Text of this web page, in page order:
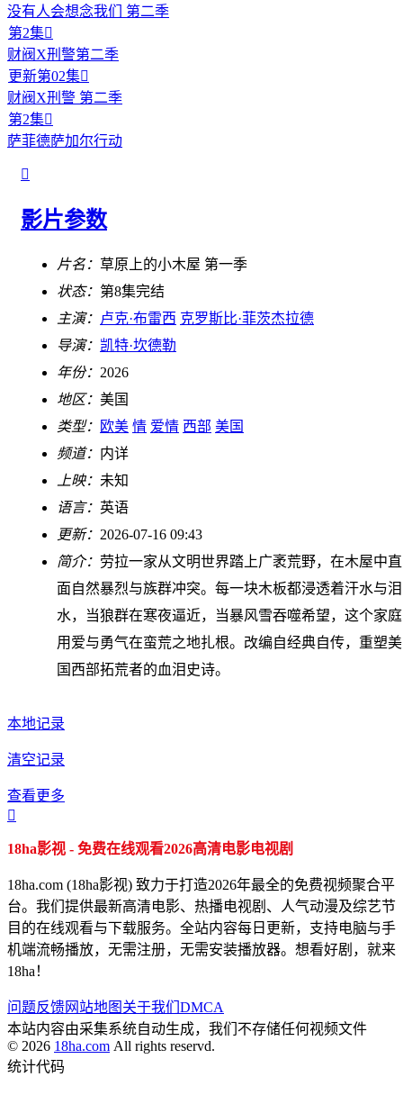
没有人会想念我们 第二季
第2集
财阀X刑警第二季
更新第02集
财阀X刑警 第二季
第2集
萨菲德萨加尔行动

影片参数
片名： 草原上的小木屋 第一季
状态： 第8集完结
主演： 卢克·布雷西 克罗斯比·菲茨杰拉德
导演： 凯特·坎德勒
年份： 2026
地区： 美国
类型： 欧美 情 爱情 西部 美国
频道： 内详
上映： 未知
语言： 英语
更新： 2026-07-16 09:43
简介： 劳拉一家从文明世界踏上广袤荒野，在木屋中直
面自然暴烈与族群冲突。每一块木板都浸透着汗水与泪
水，当狼群在寒夜逼近，当暴风雪吞噬希望，这个家庭
用爱与勇气在蛮荒之地扎根。改编自经典自传，重塑美
国西部拓荒者的血泪史诗。
本地记录
清空记录
查看更多

18ha影视 - 免费在线观看2026高清电影电视剧
18ha.com (18ha影视) 致力于打造2026年最全的免费视频聚合平
台。我们提供最新高清电影、热播电视剧、人气动漫及综艺节
目的在线观看与下载服务。全站内容每日更新，支持电脑与手
机端流畅播放，无需注册，无需安装播放器。想看好剧，就来
18ha！
问题反馈网站地图 关于我们 DMCA
本站内容由采集系统自动生成，我们不存储任何视频文件
© 2026 18ha.com All rights reservd.
统计代码